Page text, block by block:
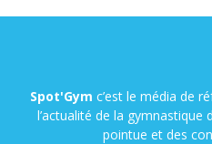
Spot'Gym c’est le média de
l’actualité de la gymnastique
pointue et des